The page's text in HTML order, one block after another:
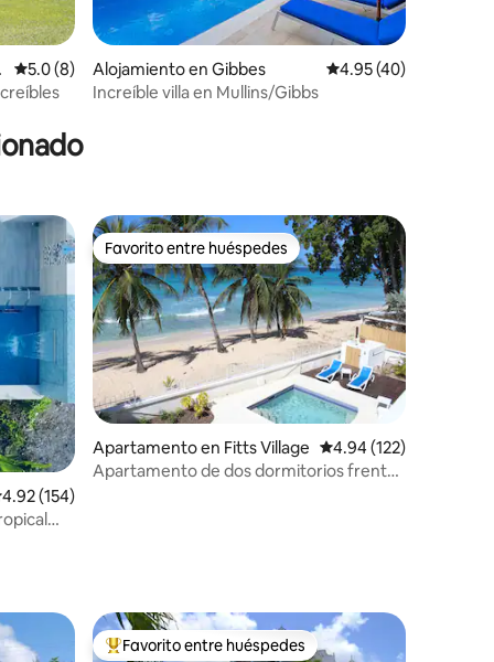
Calificación promedio: 5.0 de 5, 8 reseñas
5.0 (8)
Alojamiento en Gibbes Calificación
4.95 (40)
Increíble villa en Mullins/Gibbs
promedio: 4.92 de 5, 154 reseñas
4.92 (154)
Favorito entre huéspedes
Favorito entre huéspedes
Apartamento en Fitts Village Calificación promedio:
4.94 (122)
Apartamento de dos dormitorios frente
Favorito entre huéspedes preferido
Favorito entre huéspedes